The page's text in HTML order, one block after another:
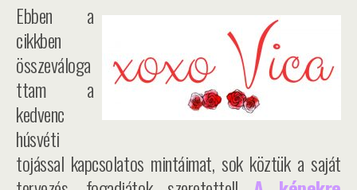
Ebben a
cikkben
összeváloga
ttam a
kedvenc
húsvéti
tojással kapcsolatos mintáimat, sok köztük a saját